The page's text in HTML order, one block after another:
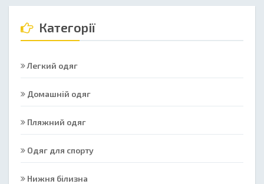
Категорії
Легкий одяг
Домашній одяг
Пляжний одяг
Одяг для спорту
Нижня білизна